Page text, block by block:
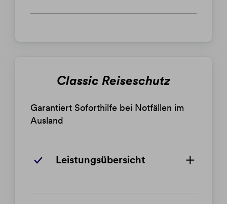
Classic Reiseschutz
Garantiert Soforthilfe bei Notfällen im
Ausland
Leistungsübersicht